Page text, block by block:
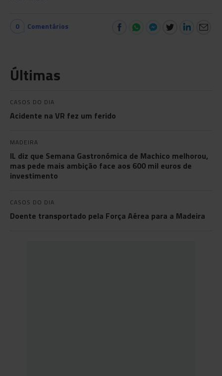
0 Comentários
Últimas
CASOS DO DIA
Acidente na VR fez um ferido
MADEIRA
IL diz que Semana Gastronómica de Machico melhorou,
mas pede mais ambição face aos 600 mil euros de
investimento
CASOS DO DIA
Doente transportado pela Força Aérea para a Madeira